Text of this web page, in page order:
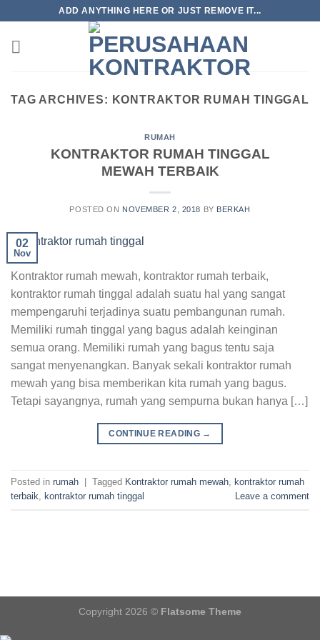
content
ADD ANYTHING HERE OR JUST REMOVE IT...
TAG ARCHIVES: KONTRAKTOR RUMAH TINGGAL
RUMAH
KONTRAKTOR RUMAH TINGGAL
MEWAH TERBAIK
POSTED ON NOVEMBER 2, 2018 BY BERKAH
02
Nov
Kontraktor rumah mewah, kontraktor rumah terbaik,
kontraktor rumah tinggal adalah suatu hal yang sangat
mempengaruhi terjadinya suatu pembangunan rumah.
Memiliki rumah tinggal yang bagus adalah keinginan
semua orang. Memiliki rumah yang bagus tentu saja
sangat menyenangkan. Banyak sekali kontraktor rumah
mewah yang bisa memberikan kita rumah yang bagus.
Tetapi sayangnya, rumah yang sempurna bukan hanya […]
CONTINUE READING →
Posted in rumah Tagged Kontraktor rumah mewah, kontraktor rumah
terbaik, kontraktor rumah tinggal Leave a comment
Copyright 2026 © Flatsome Theme